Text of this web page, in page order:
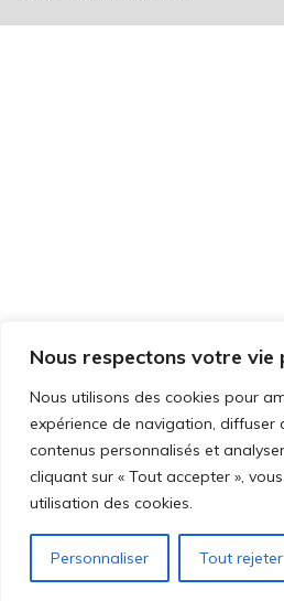
Nous respectons votre vie
Nous utilisons des cookies pour
expérience de navigation, diffuser
contenus personnalisés et
cliquant sur « Tout accepter »,
utilisation des cookies.
Personnaliser Tout rejeter